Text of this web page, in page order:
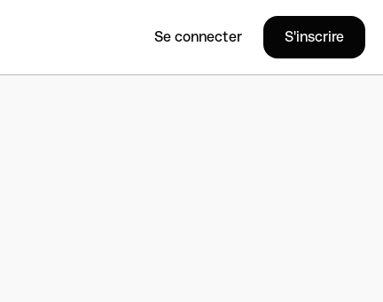
Se connecter S'inscrire